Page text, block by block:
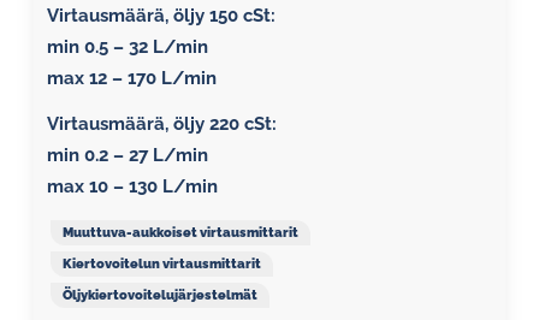
Virtausmäärä, öljy 150 cSt:
min 0.5 – 32 L/min
max 12 – 170 L/min
Virtausmäärä, öljy 220 cSt:
min 0.2 – 27 L/min
max 10 – 130 L/min
Muuttuva-aukkoiset virtausmittarit
Kiertovoitelun virtausmittarit
Öljykiertovoitelujärjestelmät